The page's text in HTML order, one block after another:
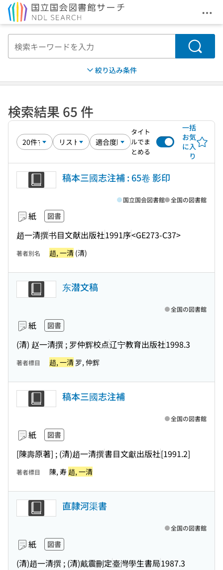
メ
検索
絞り込み条件
検索結果 65 件
タイト
ルでま
とめる
一括
お気
に入
り
稿本三國志注補 : 65卷 影印
紙 図書
趙一清撰书目文献出版社1991序<GE273-C37>
国立国会図書館 全国の図書館
著者別名 趙, 一清 (清)
东潜文稿
紙 図書
(清) 赵一清撰 ; 罗仲辉校点辽宁教育出版社1998.3
全国の図書館
著者標目 趙, 一清 罗, 仲辉
稿本三國志注補
紙 図書
[陳壽原著] ; (清)趙一清撰書目文獻出版社[1991.2]
全国の図書館
著者標目 陳, 寿 趙, 一清
直隷河渠書
紙 図書
(清)趙一清撰 ; (清)戴震刪定臺灣學生書局1987.3
全国の図書館